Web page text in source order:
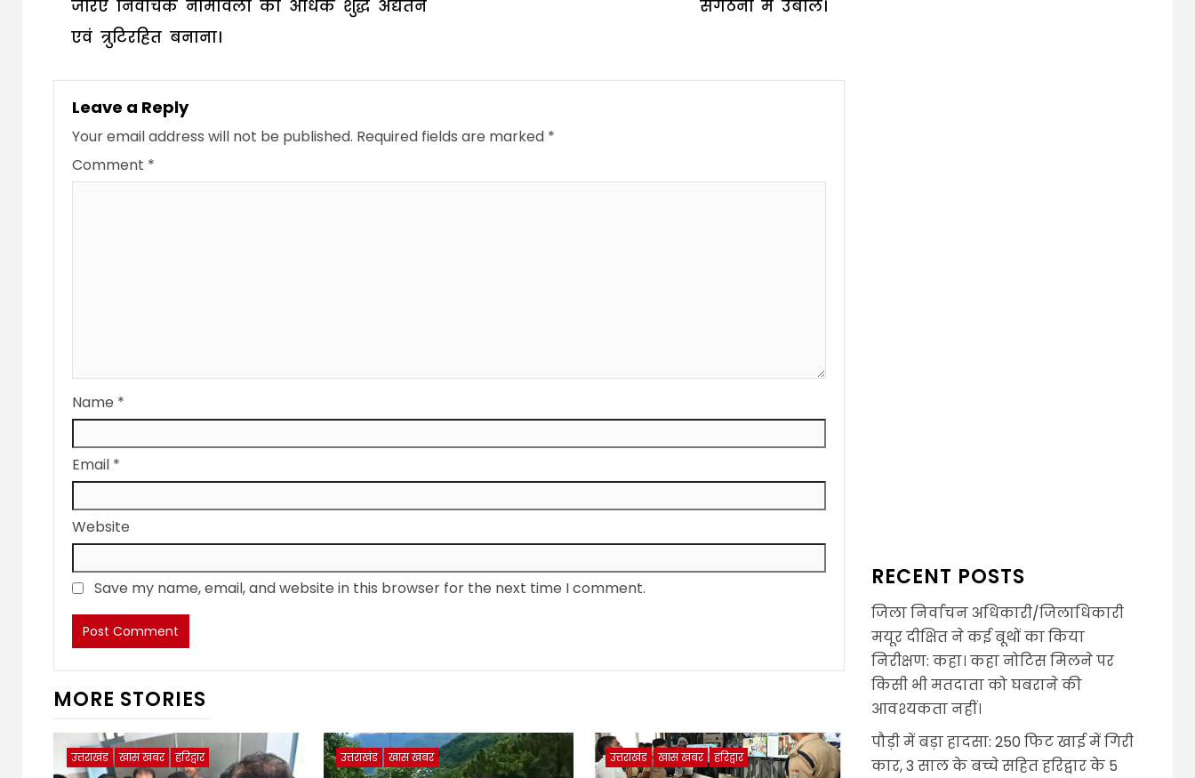
जरिए निर्वाचक नामावली को अधिक शुद्ध अद्यतन
एवं त्रुटिरहित बनाना।
संगठनों में उबाल।
Leave a Reply
Your email address will not be published. Required fields are marked *
Comment *
Name *
Email *
Website
Save my name, email, and website in this browser for the next time I comment.
MORE STORIES
उत्तराखंड खास खबर हरिद्वार उत्तराखंड खास खबर उत्तराखंड खास खबर हरिद्वार
RECENT POSTS
जिला निर्वाचन अधिकारी/जिलाधिकारी
मयूर दीक्षित ने कई बूथों का किया
निरीक्षण: कहा। कहा नोटिस मिलने पर
किसी भी मतदाता को घबराने की
आवश्यकता नहीं।
पौड़ी में बड़ा हादसा: 250 फिट खाई में गिरी
कार, 3 साल के बच्चे सहित हरिद्वार के 5